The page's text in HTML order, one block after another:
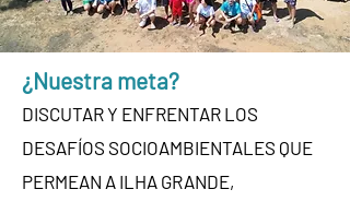
¿Nuestra meta?
DISCUTAR Y ENFRENTAR LOS
DESAFÍOS SOCIOAMBIENTALES QUE
PERMEAN A ILHA GRANDE,